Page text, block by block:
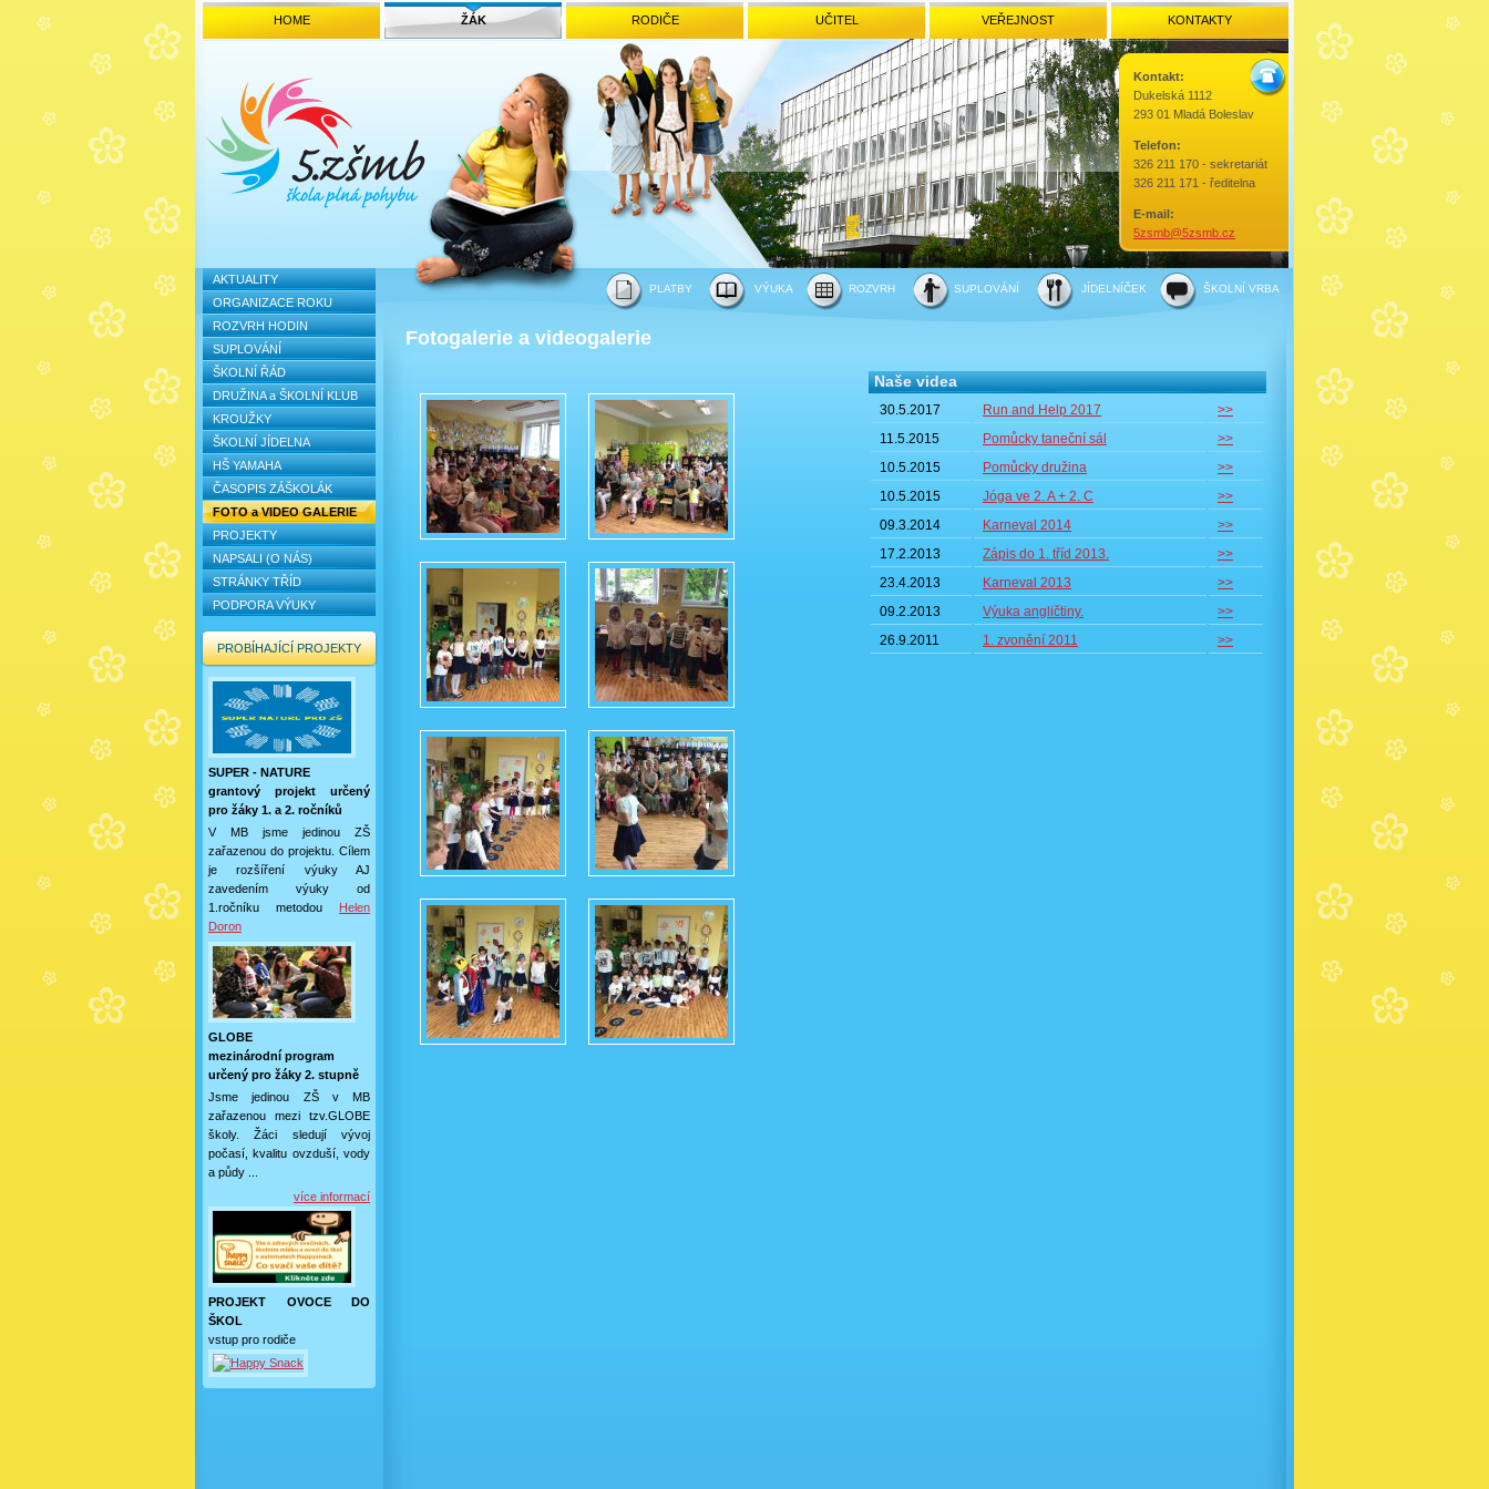
HOME ŽÁK RODIČE UČITEL VEŘEJNOST KONTAKTY
Kontakt:
Dukelská 1112
293 01 Mladá Boleslav
Telefon:
326 211 170 - sekretariát
326 211 171 - ředitelna
E-mail:
5zsmb@5zsmb.cz
PLATBY VÝUKA ROZVRH SUPLOVÁNÍ JÍDELNÍČEK ŠKOLNÍ VRBA
AKTUALITY
ORGANIZACE ROKU
ROZVRH HODIN
SUPLOVÁNÍ
ŠKOLNÍ ŘÁD
DRUŽINA a ŠKOLNÍ KLUB
KROUŽKY
ŠKOLNÍ JÍDELNA
HŠ YAMAHA
ČASOPIS ZÁŠKOLÁK
FOTO a VIDEO GALERIE
PROJEKTY
NAPSALI (O NÁS)
STRÁNKY TŘÍD
PODPORA VÝUKY
PROBÍHAJÍCÍ PROJEKTY
SUPER - NATURE
grantový projekt určený
pro žáky 1. a 2. ročníků
V MB jsme jedinou ZŠ
zařazenou do projektu. Cílem
je rozšíření výuky AJ
zavedením výuky od
1.ročníku metodou Helen
Doron
GLOBE
mezinárodní program
určený pro žáky 2. stupně
Jsme jedinou ZŠ v MB
zařazenou mezi tzv.GLOBE
školy. Žáci sledují vývoj
počasí, kvalitu ovzduší, vody
a půdy ...
více informací
PROJEKT OVOCE DO
ŠKOL
vstup pro rodiče
Fotogalerie a videogalerie
Naše videa
30.5.2017 Run and Help 2017
>>
11.5.2015
Pomůcky taneční sál
>>
10.5.2015
Pomůcky družina
>>
10.5.2015
Jóga ve 2. A + 2. C
>>
09.3.2014
Karneval 2014
>>
17.2.2013
Zápis do 1. tříd 2013.
>>
23.4.2013
Karneval 2013
>>
09.2.2013
Výuka angličtiny.
>>
26.9.2011
1. zvonění 2011 >>